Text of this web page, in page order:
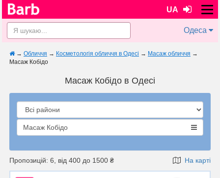
UA
Одеса
→ Обличчя → Косметологія обличчя в Одесі → Масаж обличчя →
Масаж Кобідо
Масаж Кобідо в Одесі
Масаж Кобідо
Пропозицій: 6, від 400 до 1500 ₴ На карті